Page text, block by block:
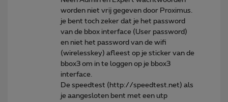
worden niet vrij gegeven door Proximus.
je bent toch zeker dat je het password
van de bbox interface (User password)
en niet het password van de wifi
(wirelesskey) afleest op je sticker van de
bbox3 om in te loggen op je bbox3
interface.
De speedtest (http://speedtest.net) als
je aangesloten bent met een utp